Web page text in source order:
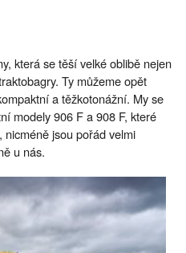
která se těší velké oblibě nejen
Ty můžeme opět
a těžkotonážní. My se
modely 906 F a 908 F, které
jsou pořád velmi
u nás.